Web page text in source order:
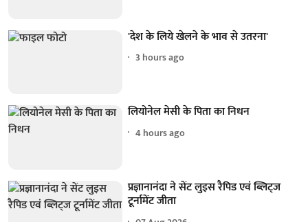
'देश के लिये खेलने के भाव से उतरना'
3 hours ago
लियोनेल मेसी के पिता का निधन
4 hours ago
प्रज्ञानानंदा ने सेंट लुइस रैपिड एवं ब्लिट्ज
टूर्नामेंट जीता